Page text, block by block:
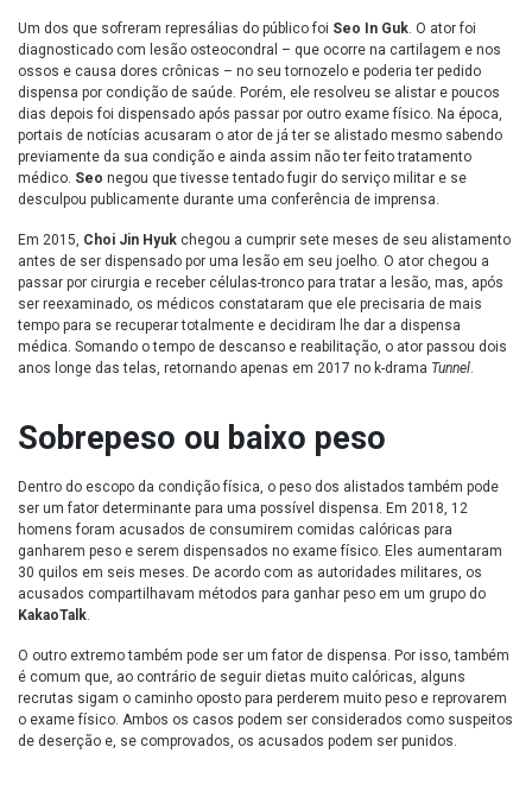
Um dos que sofreram represálias do público foi Seo In Guk. O ator foi
diagnosticado com lesão osteocondral – que ocorre na cartilagem e nos
ossos e causa dores crônicas – no seu tornozelo e poderia ter pedido
dispensa por condição de saúde. Porém, ele resolveu se alistar e poucos
dias depois foi dispensado após passar por outro exame físico. Na época,
portais de notícias acusaram o ator de já ter se alistado mesmo sabendo
previamente da sua condição e ainda assim não ter feito tratamento
médico. Seo negou que tivesse tentado fugir do serviço militar e se
desculpou publicamente durante uma conferência de imprensa.
Em 2015, Choi Jin Hyuk chegou a cumprir sete meses de seu alistamento
antes de ser dispensado por uma lesão em seu joelho. O ator chegou a
passar por cirurgia e receber células-tronco para tratar a lesão, mas, após
ser reexaminado, os médicos constataram que ele precisaria de mais
tempo para se recuperar totalmente e decidiram lhe dar a dispensa
médica. Somando o tempo de descanso e reabilitação, o ator passou dois
anos longe das telas, retornando apenas em 2017 no k-drama Tunnel.
Sobrepeso ou baixo peso
Dentro do escopo da condição física, o peso dos alistados também pode
ser um fator determinante para uma possível dispensa. Em 2018, 12
homens foram acusados de consumirem comidas calóricas para
ganharem peso e serem dispensados no exame físico. Eles aumentaram
30 quilos em seis meses. De acordo com as autoridades militares, os
acusados compartilhavam métodos para ganhar peso em um grupo do
KakaoTalk.
O outro extremo também pode ser um fator de dispensa. Por isso, também
é comum que, ao contrário de seguir dietas muito calóricas, alguns
recrutas sigam o caminho oposto para perderem muito peso e reprovarem
o exame físico. Ambos os casos podem ser considerados como suspeitos
de deserção e, se comprovados, os acusados podem ser punidos.